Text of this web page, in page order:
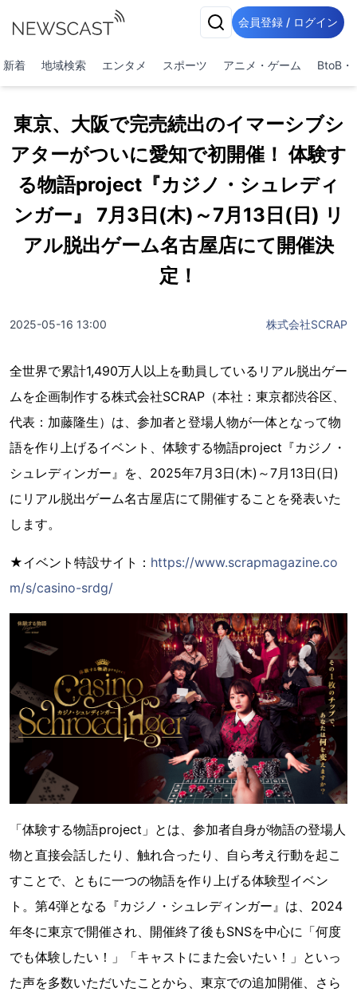
会員登録 / ログイン
新着 地域検索 エンタメ スポーツ アニメ・ゲーム BtoB・
東京、大阪で完売続出のイマーシブシ
アターがついに愛知で初開催！ 体験す
る物語project『カジノ・シュレディ
ンガー』 7月3日(木)～7月13日(日) リ
アル脱出ゲーム名古屋店にて開催決
定！
2025-05-16 13:00 株式会社SCRAP
全世界で累計1,490万人以上を動員しているリアル脱出ゲー
ムを企画制作する株式会社SCRAP（本社：東京都渋谷区、
代表：加藤隆生）は、参加者と登場人物が一体となって物
語を作り上げるイベント、体験する物語project『カジノ・
シュレディンガー』を、2025年7月3日(木)～7月13日(日)
にリアル脱出ゲーム名古屋店にて開催することを発表いた
します。
★イベント特設サイト： https://www.scrapmagazine.co
m/s/casino-srdg/
「体験する物語project」とは、参加者自身が物語の登場人
物と直接会話したり、触れ合ったり、自ら考え行動を起こ
すことで、ともに一つの物語を作り上げる体験型イベン
ト。第4弾となる『カジノ・シュレディンガー』は、2024
年冬に東京で開催され、開催終了後もSNSを中心に「何度
でも体験したい！」「キャストにまた会いたい！」といっ
た声を多数いただいたことから、東京での追加開催、さら